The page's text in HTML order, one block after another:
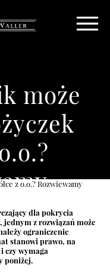
może
z o.o.? Rozwiewamy
dla pokrycia
z rozwiązań może
ograniczenie
stanowi prawo, na
czy wymaga
poniżej.